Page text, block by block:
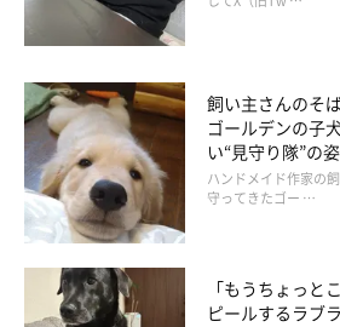
茶々丸ちゃんがなかなか階
飼い主さんのそ
ゴールデンの子
い“見守り隊”の
ハンドメイド作家の
守ってきたゴー …
「もうちょっと
ピールするラブ